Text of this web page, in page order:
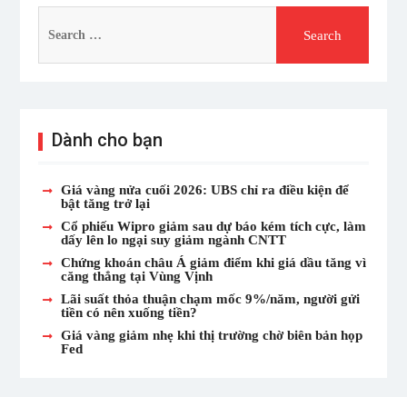
Dành cho bạn
Giá vàng nửa cuối 2026: UBS chỉ ra điều kiện để
bật tăng trở lại
Cổ phiếu Wipro giảm sau dự báo kém tích cực, làm
dấy lên lo ngại suy giảm ngành CNTT
Chứng khoán châu Á giảm điểm khi giá dầu tăng vì
căng thẳng tại Vùng Vịnh
Lãi suất thỏa thuận chạm mốc 9%/năm, người gửi
tiền có nên xuống tiền?
Giá vàng giảm nhẹ khi thị trường chờ biên bản họp
Fed